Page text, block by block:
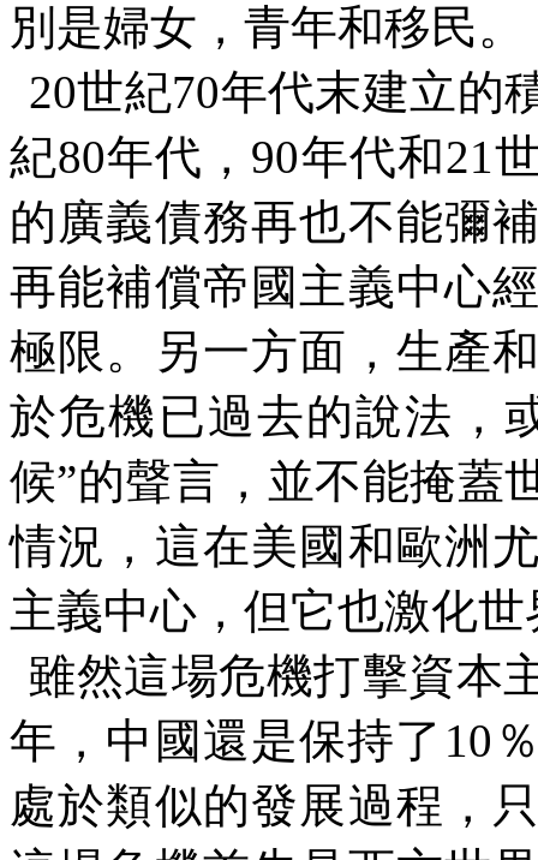
別是婦女，青年和移民。
20世紀70年代末建立的
紀80年代， 90年代和21
的廣義債務再也不能彌
再能補償帝國主義中心
極限。另一方面，生產
於危機已過去的說法，
候”的聲言，並不能掩蓋
情況，這在美國和歐洲
主義中心，但它也激化
雖然這場危機打擊資本
年，中國還是保持了 10
處於類似的發展過程，